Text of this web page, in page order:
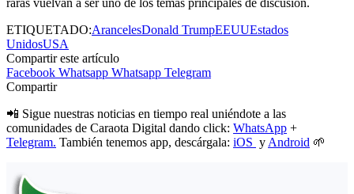
ETIQUETADO:ArancelesDonald TrumpEEUUEstados
UnidosUSA
Compartir este artículo
Facebook Whatsapp Whatsapp Telegram
Compartir
📲 Sigue nuestras noticias en tiempo real uniéndote a las
comunidades de Caraota Digital dando click: WhatsApp +
Telegram. También tenemos app, descárgala: iOS y Android 🌱